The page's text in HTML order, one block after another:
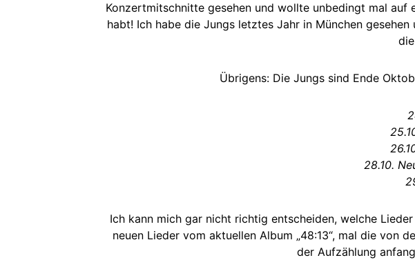
Konzertmitschnitte gesehen und wollte unbedingt mal auf
habt! Ich habe die Jungs letztes Jahr in München
Übrigens: Die Jungs sind Ende
28.10.
Ich kann mich gar nicht richtig entscheiden, welche
neuen Lieder vom aktuellen Album „48:13“, mal die von
der Aufzählung